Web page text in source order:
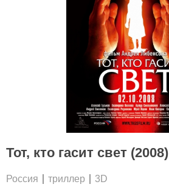
Тот, кто гасит свет (2008)
Россия триллер
3D